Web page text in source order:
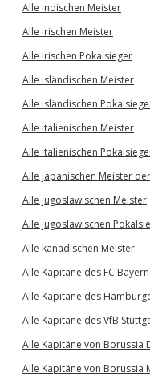
Alle indischen Meister
Alle irischen Meister
Alle irischen Pokalsieger
Alle isländischen Meister
Alle isländischen
Alle italienischen Meister
Alle italienischen
Alle japanischen Meister der
Alle jugoslawischen Meister
Alle jugoslawischen
Alle kanadischen Meister
Alle Kapitäne des FC
Alle Kapitäne des
Alle Kapitäne des VfB
Alle Kapitäne von Borussia
Alle Kapitäne von Borussia